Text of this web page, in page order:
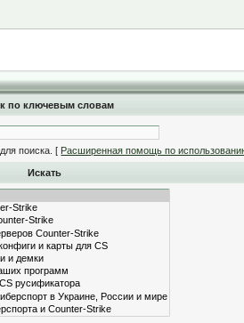
по ключевым словам
поиска. [ Расширенная помощь по
Искать